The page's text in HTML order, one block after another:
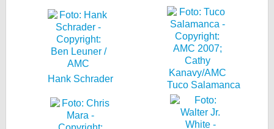
Hank Schrader
Tuco Salamanca